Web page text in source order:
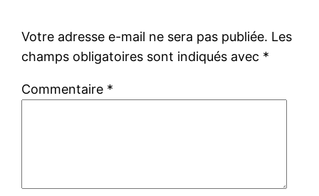
Votre adresse e-mail ne sera pas publiée. Les
champs obligatoires sont indiqués avec *
Commentaire *